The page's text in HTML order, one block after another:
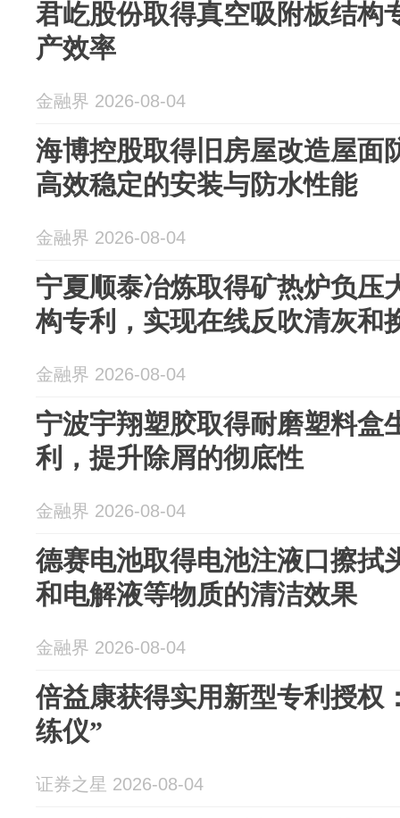
君屹股份取得真空吸附板结构
产效率
金融界 2026-08-04
海博控股取得旧房屋改造屋面
高效稳定的安装与防水性能
金融界 2026-08-04
宁夏顺泰冶炼取得矿热炉负压
构专利，实现在线反吹清灰和
金融界 2026-08-04
宁波宇翔塑胶取得耐磨塑料盒
利，提升除屑的彻底性
金融界 2026-08-04
德赛电池取得电池注液口擦拭
和电解液等物质的清洁效果
金融界 2026-08-04
倍益康获得实用新型专利授权
练仪”
证券之星 2026-08-04